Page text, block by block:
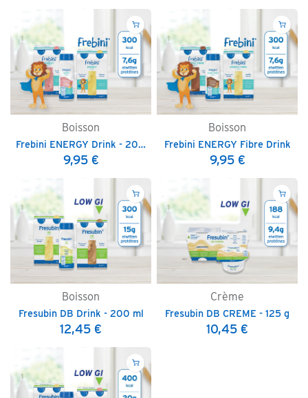
Boisson
Frebini ENERGY Drink - 200 ml
9,95€
Boisson
Frebini ENERGY Fibre Drink
9,95€
Boisson
Fresubin DB Drink - 200 ml
12,45 €
Crème
Fresubin DB CREME - 125 g
10,45 €